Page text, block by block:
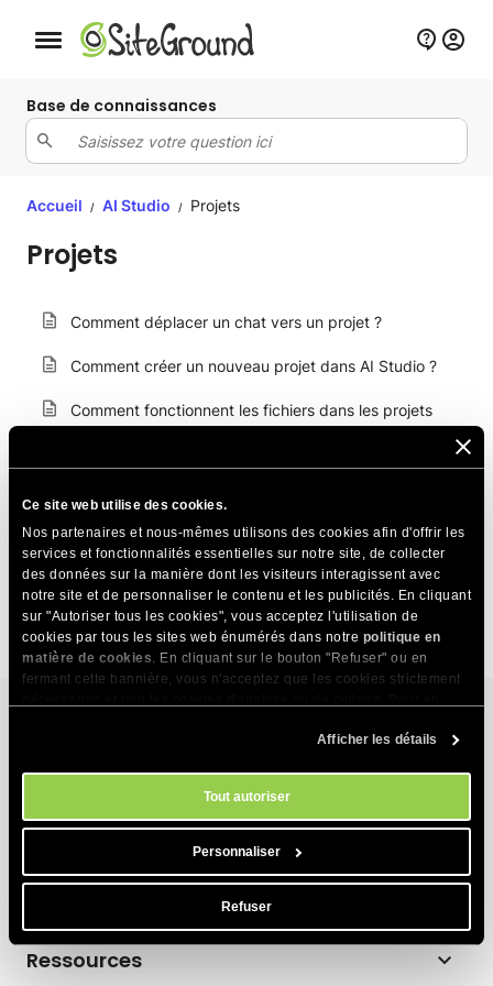
Ce site web utilise des cookies.
Nos partenaires et nous-mêmes utilisons des cookies afin d'offrir les
services et fonctionnalités essentielles sur notre site, de collecter
des données sur la manière dont les visiteurs interagissent avec
notre site et de personnaliser le contenu et les publicités. En cliquant
sur "Autoriser tous les cookies", vous acceptez l'utilisation de
cookies par tous les sites web énumérés dans notre politique en
matière de cookies. En cliquant sur le bouton "Refuser" ou en
fermant cette bannière, vous n'acceptez que les cookies strictement
. Vous pouvez gérer vos préférences
Afficher les détails
Tout autoriser
Personnaliser
Refuser
Bouton de navigation mobile
Base de connaissances
Accueil / AI Studio / Projets
Projets
Comment déplacer un chat vers un projet ?
Comment créer un nouveau projet dans AI Studio ?
Comment fonctionnent les fichiers dans les projets
Studio ?
Que sont les projets dans AI Studio ?
Hébergement pour WordPress
Hébergement pour WooCommerce
Programme d’affiliation d’hébergement
Produits
Coderick AI
À propos
Entreprise
Ressources